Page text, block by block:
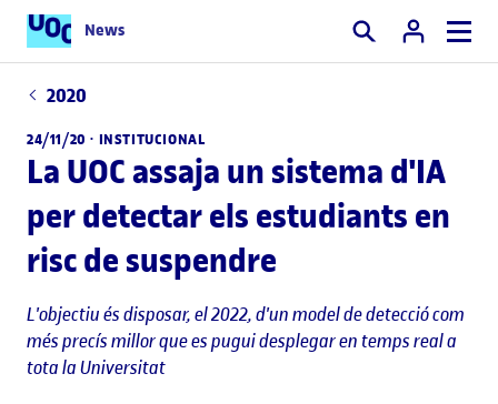
News Cercar
2020
24/11/20 · INSTITUCIONAL
La UOC assaja un sistema d'IA
per detectar els estudiants en
risc de suspendre
L'objectiu és disposar, el 2022, d'un model de detecció com
més precís millor que es pugui desplegar en temps real a
tota la Universitat